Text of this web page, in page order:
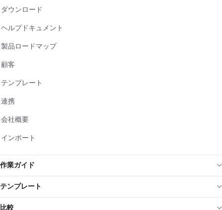
ダウンロード
ヘルプドキュメント
製品ロードマップ
顧客
テンプレート
連携
会社概要
インポート
作業ガイド
テンプレート
比較